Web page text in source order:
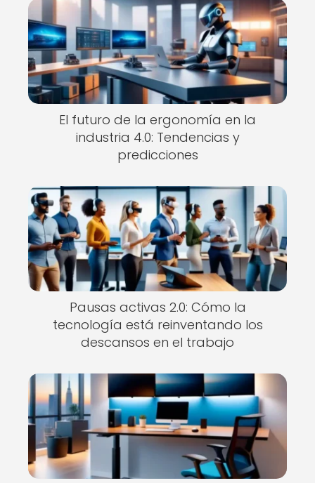
El futuro de la ergonomía en la
industria 4.0: Tendencias y
predicciones
Pausas activas 2.0: Cómo la
tecnología está reinventando los
descansos en el trabajo